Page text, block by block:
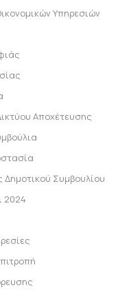
Υπηρεσιών
Αποχέτευσης
Δημοτικού Συμβουλίου
2024